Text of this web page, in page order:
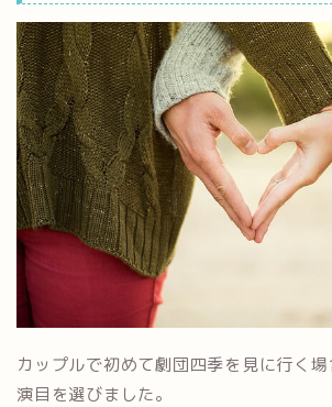
カップルで初めて劇団四季を見に行く
演目を選びました。